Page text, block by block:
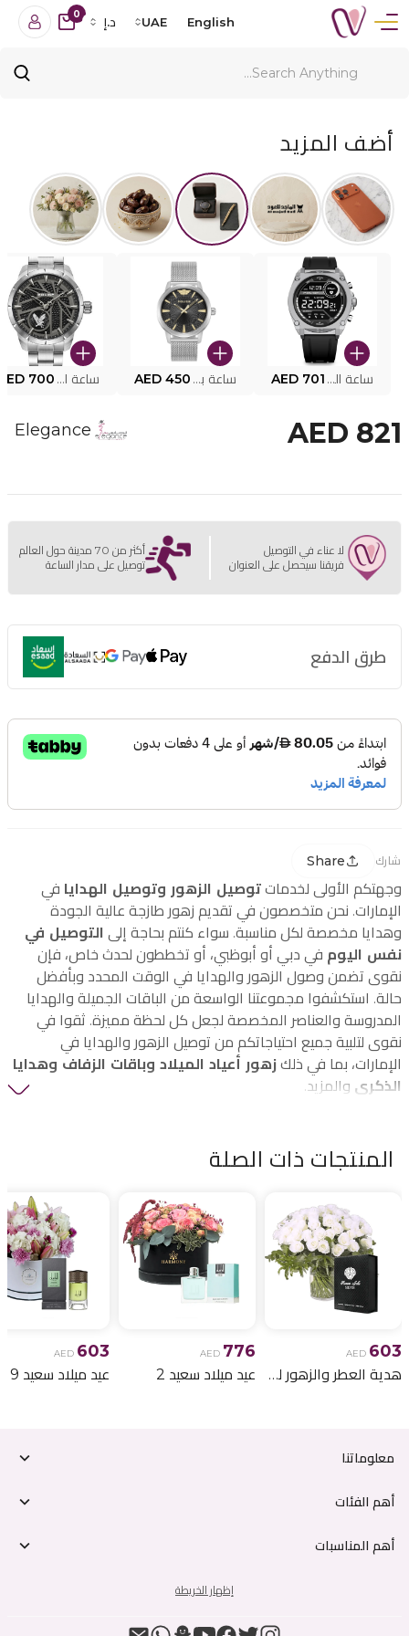
English
UAE د.إ
0
أضف المزيد
ساعة البوليس الذكية MY.AVATAR PEIUN0000101 AED 701 ساعة بوليس للرجال PEWJG0005002 AED 450 ساعة البوليس PEWJG2227302 700
AED 821
Elegance
لا عناء في التوصيل
فريقنا سيحصل على العنوان
أكثر من 70 مدينة حول العالم
توصيل على مدار الساعة
طرق الدفع
شارك Share
وجهتكم الأولى لخدمات توصيل الزهور وتوصيل الهدايا في
الإمارات. نحن متخصصون في تقديم زهور طازجة عالية الجودة
وهدايا مخصصة لكل مناسبة. سواء كنتم بحاجة إلى التوصيل في
نفس اليوم في دبي أو أبوظبي، أو تخططون لحدث خاص، فإن
نقوى تضمن وصول الزهور والهدايا في الوقت المحدد وبأفضل
حالة. استكشفوا مجموعتنا الواسعة من الباقات الجميلة والهدايا
المدروسة والعناصر المخصصة لجعل كل لحظة مميزة. ثقوا في
نقوى لتلبية جميع احتياجاتكم من توصيل الزهور والهدايا في
الإمارات، بما في ذلك زهور أعياد الميلاد وباقات الزفاف وهدايا
الذكرى والمزيد.
المنتجات ذات الصلة
AED 603
هدية العطر والزهور لعيد الميلاد 6
AED 776
عيد ميلاد سعيد 2
AED 603
عيد ميلاد سعيد 9
معلوماتنا
أهم الفئات
أهم المناسبات
إظهار الخريطة